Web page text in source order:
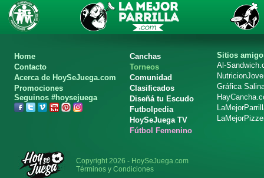
Home
Contacto
Acerca de HoySeJuega.com
Promociones
Seguinos #hoysejuega
Canchas
Torneos
Comunidad
Clasificados
Diseñá tu Escudo
Futbolpedia
HoySeJuega TV
Fútbol Femenino
Sitios
Al-
Gráfica
Copyright 2026 - HoySeJuega.com
Términos y Condiciones